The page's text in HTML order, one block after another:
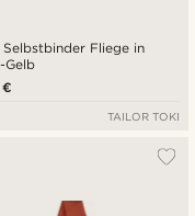
Fliege in
Gelb
€
TAILOR TOKI